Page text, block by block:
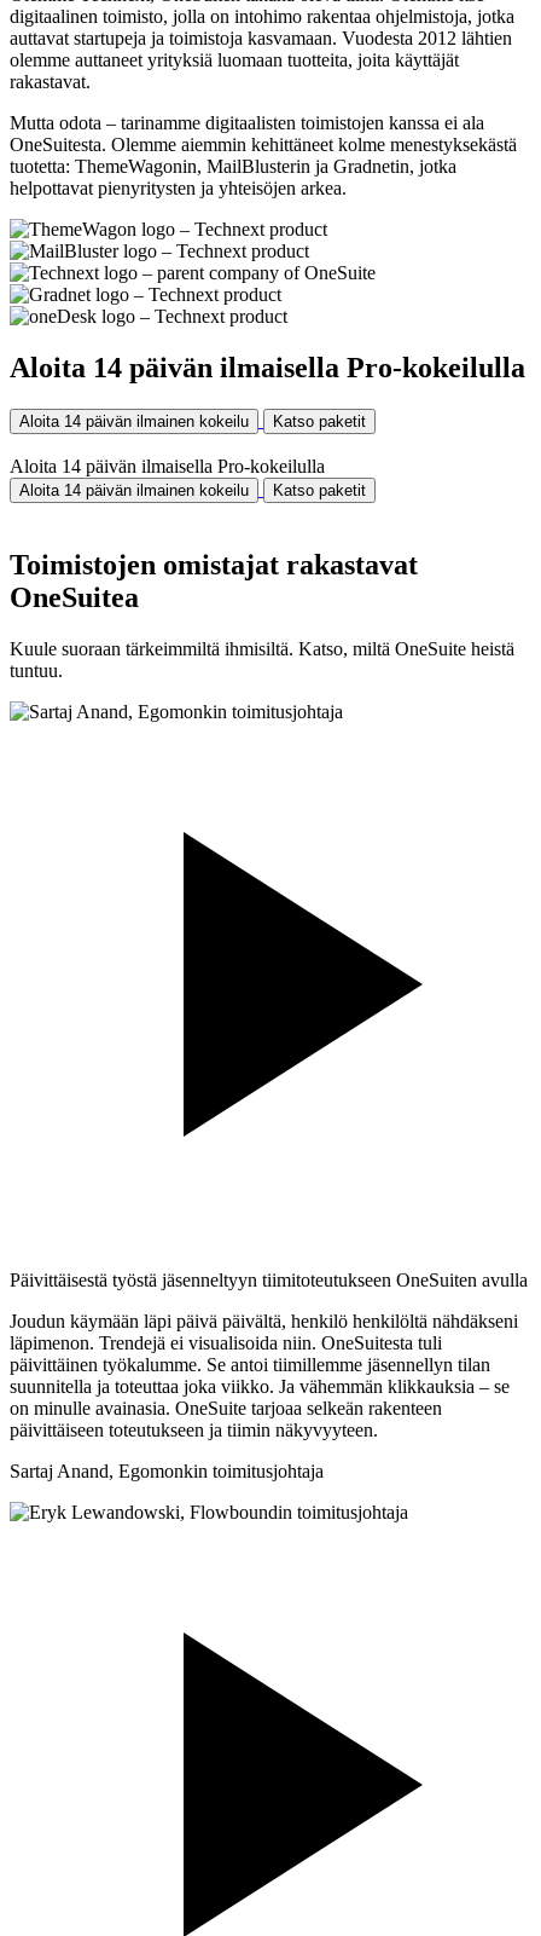
digitaalinen toimisto, jolla on intohimo rakentaa ohjelmistoja, jotka
auttavat startupeja ja toimistoja kasvamaan. Vuodesta 2012 lähtien
olemme auttaneet yrityksiä luomaan tuotteita, joita käyttäjät
rakastavat.
Mutta odota – tarinamme digitaalisten toimistojen kanssa ei ala
OneSuitesta. Olemme aiemmin kehittäneet kolme menestyksekästä
tuotetta: ThemeWagonin, MailBlusterin ja Gradnetin, jotka
helpottavat pienyritysten ja yhteisöjen arkea.
Aloita 14 päivän ilmaisella Pro-kokeilulla
Aloita 14 päivän ilmainen kokeilu Katso paketit
Aloita 14 päivän ilmaisella Pro-kokeilulla
Aloita 14 päivän ilmainen kokeilu Katso paketit
Toimistojen omistajat rakastavat
OneSuitea
Kuule suoraan tärkeimmiltä ihmisiltä. Katso, miltä OneSuite heistä
tuntuu.
Päivittäisestä työstä jäsenneltyyn tiimitoteutukseen OneSuiten avulla
Joudun käymään läpi päivä päivältä, henkilö henkilöltä nähdäkseni
läpimenon. Trendejä ei visualisoida niin. OneSuitesta tuli
päivittäinen työkalumme. Se antoi tiimillemme jäsennellyn tilan
suunnitella ja toteuttaa joka viikko. Ja vähemmän klikkauksia – se
on minulle avainasia. OneSuite tarjoaa selkeän rakenteen
päivittäiseen toteutukseen ja tiimin näkyvyyteen.
Sartaj Anand, Egomonkin toimitusjohtaja